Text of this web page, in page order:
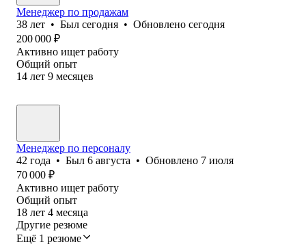
Менеджер по продажам
38 лет • Был сегодня • Обновлено сегодня
200 000 ₽
Активно ищет работу
Общий опыт
14 лет 9 месяцев
Менеджер по персоналу
42 года • Был 6 августа • Обновлено 7 июля
70 000 ₽
Активно ищет работу
Общий опыт
18 лет 4 месяца
Другие резюме
Ещё 1 резюме